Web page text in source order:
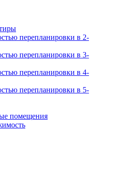
перепланировки в 2-
перепланировки в 3-
перепланировки в 4-
перепланировки в 5-
помещения